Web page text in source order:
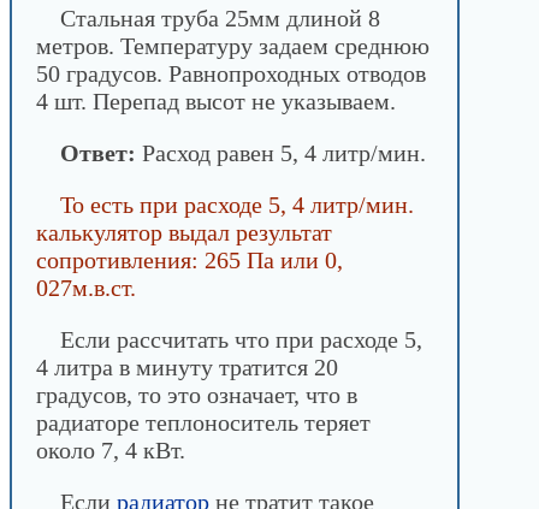
Стальная труба 25мм длиной 8
метров. Температуру задаем среднюю
50 градусов. Равнопроходных отводов
4 шт. Перепад высот не указываем.
Ответ: Расход равен 5, 4 литр/мин.
То есть при расходе 5, 4 литр/мин.
калькулятор выдал результат
сопротивления: 265 Па или 0,
027м.в.ст.
Если рассчитать что при расходе 5,
4 литра в минуту тратится 20
градусов, то это означает, что в
радиаторе теплоноситель теряет
около 7, 4 кВт.
Если радиатор не тратит такое